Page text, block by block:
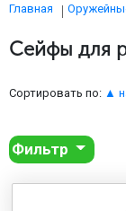
Главная
Сейфы для
Сортировать по: ▲
Фильтр